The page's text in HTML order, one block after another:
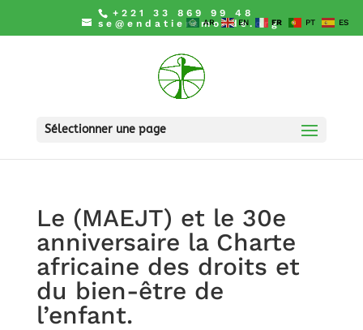
+221 33 869 99 48
se@endatiersmonde.org
Sélectionner une page
Le (MAEJT) et le 30e
anniversaire la Charte
africaine des droits et
du bien-être de
l’enfant.
AR EN FR PT ES